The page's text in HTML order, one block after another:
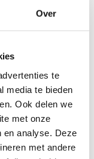
Over
te
media te bieden
Ook delen we
met onze
en analyse. Deze
met andere
van